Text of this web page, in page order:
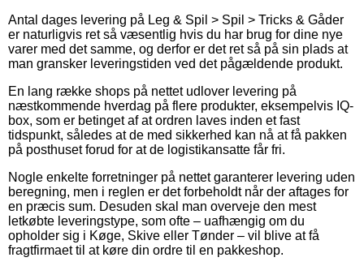
Antal dages levering på Leg & Spil > Spil > Tricks & Gåder
er naturligvis ret så væsentlig hvis du har brug for dine nye
varer med det samme, og derfor er det ret så på sin plads at
man gransker leveringstiden ved det pågældende produkt.
En lang række shops på nettet udlover levering på
næstkommende hverdag på flere produkter, eksempelvis IQ-
box, som er betinget af at ordren laves inden et fast
tidspunkt, således at de med sikkerhed kan nå at få pakken
på posthuset forud for at de logistikansatte får fri.
Nogle enkelte forretninger på nettet garanterer levering uden
beregning, men i reglen er det forbeholdt når der aftages for
en præcis sum. Desuden skal man overveje den mest
letkøbte leveringstype, som ofte – uafhængig om du
opholder sig i Køge, Skive eller Tønder – vil blive at få
fragtfirmaet til at køre din ordre til en pakkeshop.